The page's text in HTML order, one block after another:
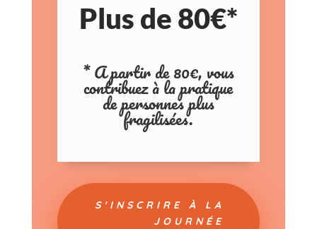
Plus de 80€*
* A partir de 80€, vous
contribuez à la pratique
de personnes plus
fragilisées.
S'INSCRIRE À LA
JOURNÉE